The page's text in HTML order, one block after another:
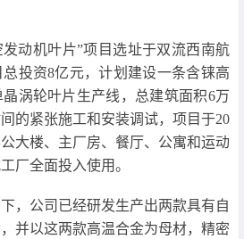
发动机叶片”项目选址于双流西南航
投资8亿元，计划建设一条含铼高
涡轮叶片生产线，总建筑面积6万
的紧张施工和安装调试，项目于20
大楼、主厂房、餐厅、公寓和运动
厂全面投入使用。
，公司已经研发生产出两款具有自
并以这两款高温合金为母材，精密